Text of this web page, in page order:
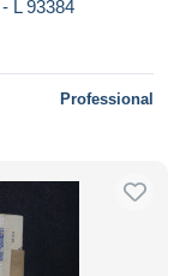
L 93384
Professional